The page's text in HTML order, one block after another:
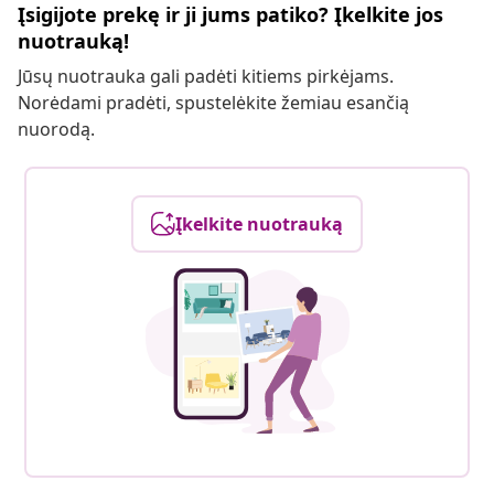
Įsigijote prekę ir ji jums patiko? Įkelkite jos
nuotrauką!
Jūsų nuotrauka gali padėti kitiems pirkėjams.
Norėdami pradėti, spustelėkite žemiau esančią
nuorodą.
Įkelkite nuotrauką